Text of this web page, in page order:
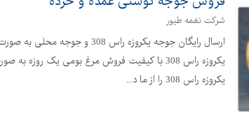
شرکت نغمه طیور
ارسال رایگان جوجه یکروزه راس
یکروزه راس 308 با کیفیت فروش مرغ بومی یک
یکروزه راس 308 را از ما د...